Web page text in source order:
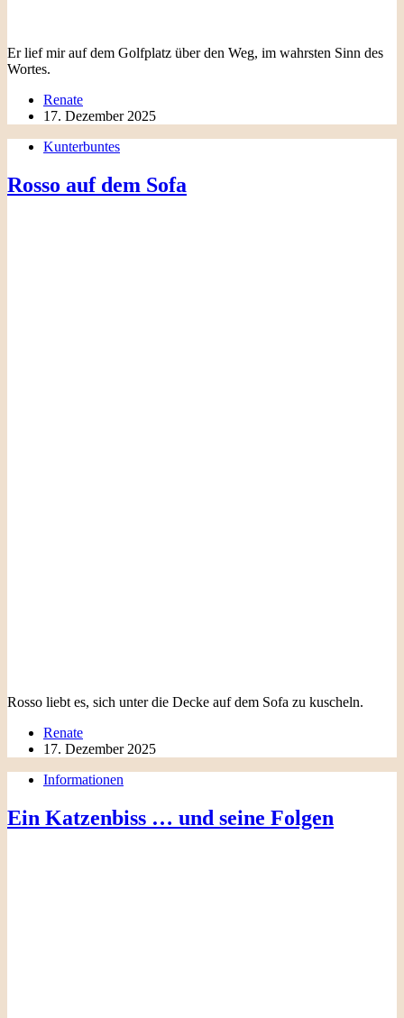
Er lief mir auf dem Golfplatz über den Weg, im wahrsten Sinn des
Wortes.
Renate
17. Dezember 2025
Kunterbuntes
Rosso auf dem Sofa
Rosso liebt es, sich unter die Decke auf dem Sofa zu kuscheln.
Renate
17. Dezember 2025
Informationen
Ein Katzenbiss … und seine Folgen